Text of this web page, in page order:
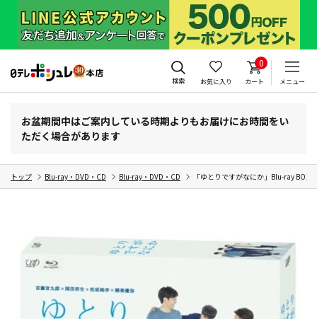
検索 お気に入り
0
カート メニュー
お盆期間中はご案内している時期よりもお届けにお時間をい
ただく場合があります
トップ Blu-ray・DVD・CD Blu-ray・DVD・CD 「ゆとりですがなにか」Blu-ray BOX